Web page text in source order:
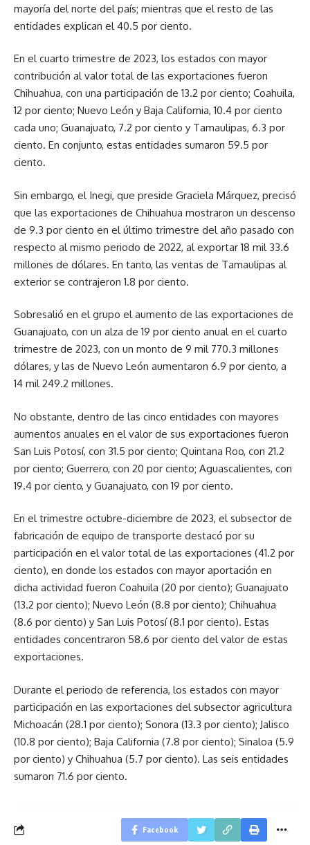
mayoría del norte del país; mientras que el resto de las
entidades explican el 40.5 por ciento.
En el cuarto trimestre de 2023, los estados con mayor
contribución al valor total de las exportaciones fueron
Chihuahua, con una participación de 13.2 por ciento; Coahuila,
12 por ciento; Nuevo León y Baja California, 10.4 por ciento
cada uno; Guanajuato, 7.2 por ciento y Tamaulipas, 6.3 por
ciento. En conjunto, estas entidades sumaron 59.5 por
ciento.
Sin embargo, el Inegi, que preside Graciela Márquez, precisó
que las exportaciones de Chihuahua mostraron un descenso
de 9.3 por ciento en el último trimestre del año pasado con
respecto al mismo periodo de 2022, al exportar 18 mil 33.6
millones de dólares. En tanto, las ventas de Tamaulipas al
exterior se contrajeron 1.8 por ciento.
Sobresalió en el grupo el aumento de las exportaciones de
Guanajuato, con un alza de 19 por ciento anual en el cuarto
trimestre de 2023, con un monto de 9 mil 770.3 millones
dólares, y las de Nuevo León aumentaron 6.9 por ciento, a
14 mil 249.2 millones.
No obstante, dentro de las cinco entidades con mayores
aumentos anuales en el valor de sus exportaciones fueron
San Luis Potosí, con 31.5 por ciento; Quintana Roo, con 21.2
por ciento; Guerrero, con 20 por ciento; Aguascalientes, con
19.4 por ciento, y Guanajuato, con 19 por ciento.
En el trimestre octubre-diciembre de 2023, el subsector de
fabricación de equipo de transporte destacó por su
participación en el valor total de las exportaciones (41.2 por
ciento), en donde los estados con mayor aportación en
dicha actividad fueron Coahuila (20 por ciento); Guanajuato
(13.2 por ciento); Nuevo León (8.8 por ciento); Chihuahua
(8.6 por ciento) y San Luis Potosí (8.1 por ciento). Estas
entidades concentraron 58.6 por ciento del valor de estas
exportaciones.
Durante el periodo de referencia, los estados con mayor
participación en las exportaciones del subsector agricultura
Michoacán (28.1 por ciento); Sonora (13.3 por ciento); Jalisco
(10.8 por ciento); Baja California (7.8 por ciento); Sinaloa (5.9
por ciento) y Chihuahua (5.7 por ciento). Las seis entidades
sumaron 71.6 por ciento.
Facebook